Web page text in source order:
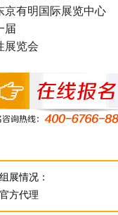
京有明国际展览中心
届
展览会
展情况：
方代理